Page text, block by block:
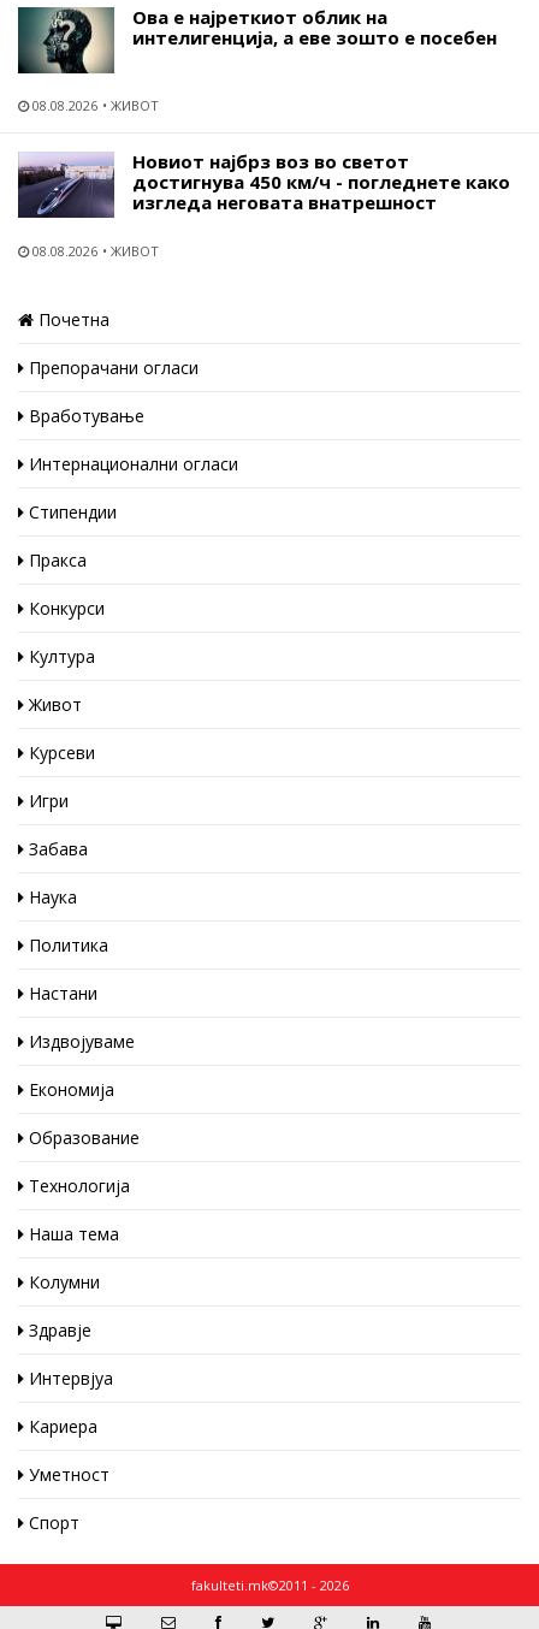
Ова е најреткиот облик на
интелигенција, а еве зошто е посебен
08.08.2026 ЖИВОТ
Новиот најбрз воз во светот
достигнува 450 км/ч - погледнете како
изгледа неговата внатрешност
08.08.2026 ЖИВОТ
Почетна
Препорачани огласи
Вработување
Интернационални огласи
Стипендии
Пракса
Конкурси
Култура
Живот
Курсеви
Игри
Забава
Наука
Политика
Настани
Издвојуваме
Економија
Образование
Технологија
Наша тема
Колумни
Здравје
Интервјуа
Кариера
Уметност
Спорт
fakulteti.mk©2011 - 2026